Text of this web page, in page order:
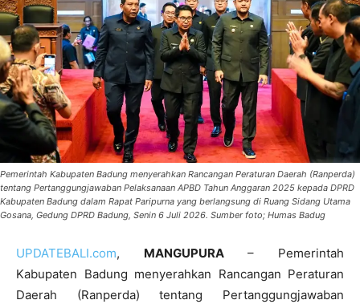
Pemerintah Kabupaten Badung menyerahkan Rancangan Peraturan Daerah (Ranperda)
tentang Pertanggungjawaban Pelaksanaan APBD Tahun Anggaran 2025 kepada DPRD
Kabupaten Badung dalam Rapat Paripurna yang berlangsung di Ruang Sidang Utama
Gosana, Gedung DPRD Badung, Senin 6 Juli 2026. Sumber foto; Humas Badug
UPDATEBALI.com, MANGUPURA– Pemerintah
Kabupaten Badung menyerahkan Rancangan Peraturan
Daerah (Ranperda) tentang Pertanggungjawaban